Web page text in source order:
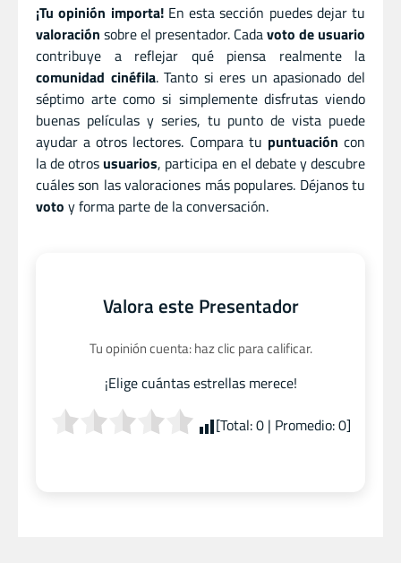
¡Tu opinión importa!En esta sección puedes dejar tu
valoración sobre el presentador. Cadavoto de usuario
contribuye a reflejar qué piensa realmente la
comunidad cinéfila. Tanto si eres un apasionado del
séptimo arte como si simplemente disfrutas viendo
buenas películas y series, tu punto de vista puede
ayudar a otros lectores. Compara tu puntuación con
la de otros usuarios, participa en el debate y descubre
cuáles son las valoraciones más populares. Déjanos tu
voto y forma parte de la conversación.
Valora este Presentador
Tu opinión cuenta: haz clic para calificar.
¡Elige cuántas estrellas merece!
[Total:0| Promedio:0]